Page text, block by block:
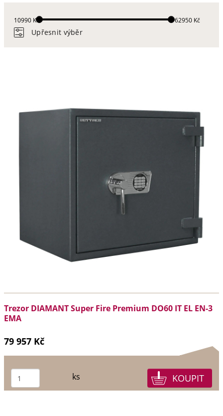
Upřesnit výběr
10990 Kč 162950 Kč
Trezor DIAMANT Super Fire Premium DO60 IT EL EN-3
EMA
79 957 Kč
ks